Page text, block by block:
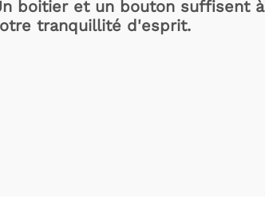
boitier et un bouton suffisent à
tranquillité d'esprit.